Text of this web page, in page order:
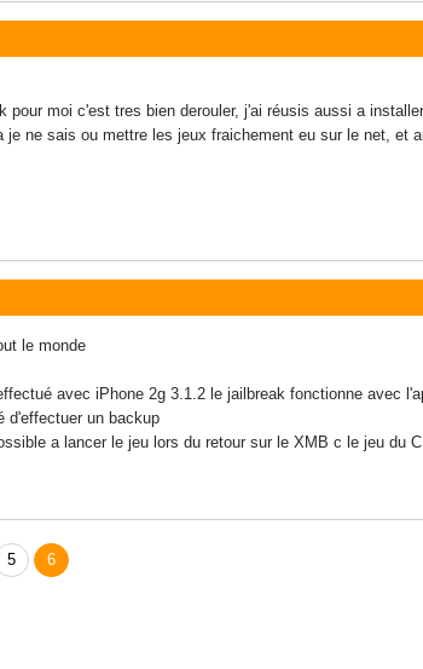
pour moi c'est tres bien derouler, j'ai réusis aussi a
je ne sais ou mettre les jeux fraichement eu sur le net, et
le monde
avec iPhone 2g 3.1.2 le jailbreak fonctionne avec
d'effectuer un backup
a lancer le jeu lors du retour sur le XMB c le jeu du
5 6